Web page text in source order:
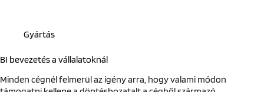
Gyártás
BI bevezetés a vállalatoknál
Minden cégnél felmerül az igény arra, hogy valami módon